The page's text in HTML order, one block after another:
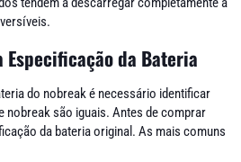
Especificação da Bateria
do nobreak é necessário identificar
nobreak são iguais. Antes de comprar
da bateria original. As mais comuns